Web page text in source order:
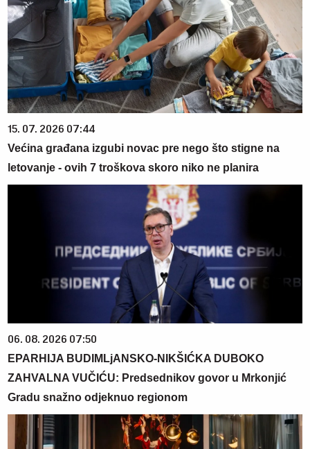
15. 07. 2026 07:44
Većina građana izgubi novac pre nego što stigne na
letovanje - ovih 7 troškova skoro niko ne planira
06. 08. 2026 07:50
EPARHIJA BUDIMLjANSKO-NIKŠIĆKA DUBOKO
ZAHVALNA VUČIĆU: Predsednikov govor u Mrkonjić
Gradu snažno odjeknuo regionom